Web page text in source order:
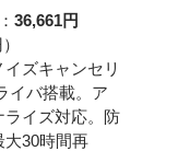
36,661円
ズキャンセリ
イバ搭載。ア
ライズ対応。防
大30時間再